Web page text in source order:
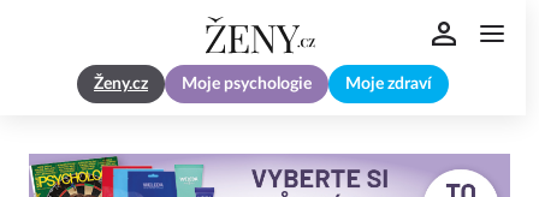
Ženy.cz Moje psychologie Moje zdraví